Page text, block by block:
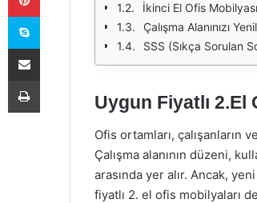
İkinci El Ofis
Çalışma Alanınızı
SSS (Sıkça Sorulan
Uygun Fiyatlı 2.El
Ofis ortamları, çalışanların
Çalışma alanının düzeni,
arasında yer alır. Ancak,
fiyatlı 2. el ofis mobilyaları
Skype
E-Posta ile paylaş